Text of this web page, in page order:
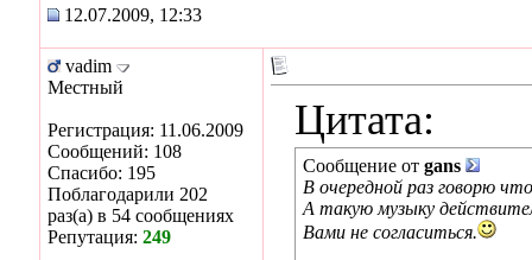
12.07.2009, 12:33
vadim
Местный
Регистрация: 11.06.2009
Сообщений: 108
Спасибо: 195
Поблагодарили 202
раз(а) в 54 сообщениях
Репутация: 249
Цитата:
Сообщение от gans
В очередной раз говорю
А такую музыку
Вами не согласиться.